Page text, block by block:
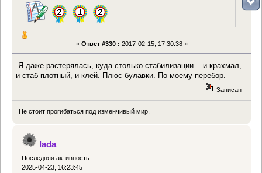
« Ответ #330 : 2017-02-15, 17:30:38 »
Я даже растерялась, куда столько стабилизации....и крахмал,
и стаб плотный, и клей. Плюс булавки. По моему перебор.
Записан
Не стоит прогибаться под изменчивый мир.
lada
Последняя активность:
2025-04-23, 16:23:45